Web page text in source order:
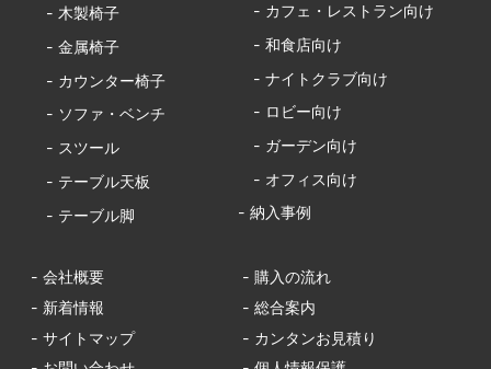
- 木製椅子
- 金属椅子
- カウンター椅子
- ソファ・ベンチ
- スツール
- テーブル天板
- テーブル脚
- カフェ・レストラン向け
- 和食店向け
- ナイトクラブ向け
- ロビー向け
- ガーデン向け
- オフィス向け
- 納入事例
- 会社概要
- 購入の流れ
- 新着情報
- 総合案内
- サイトマップ
- カンタンお見積り